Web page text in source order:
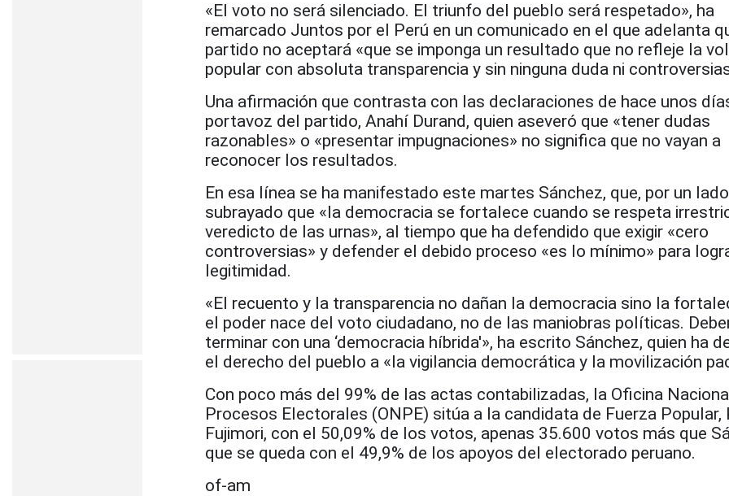
«El voto no será silenciado. El triunfo del pueblo será respetado», ha
remarcado Juntos por el Perú en un comunicado en el que adelanta
partido no aceptará «que se imponga un resultado que no refleje la
popular con absoluta transparencia y sin ninguna duda ni
Una afirmación que contrasta con las declaraciones de hace unos
portavoz del partido, Anahí Durand, quien aseveró que «tener dudas
razonables» o «presentar impugnaciones» no significa que no vayan a
reconocer los resultados.
En esa línea se ha manifestado este martes Sánchez, que, por un
subrayado que «la democracia se fortalece cuando se respeta
veredicto de las urnas», al tiempo que ha defendido que exigir «cero
controversias» y defender el debido proceso «es lo mínimo» para
legitimidad.
«El recuento y la transparencia no dañan la democracia sino la
el poder nace del voto ciudadano, no de las maniobras políticas.
terminar con una ‘democracia híbrida'», ha escrito Sánchez, quien ha
el derecho del pueblo a «la vigilancia democrática y la movilización
Con poco más del 99% de las actas contabilizadas, la Oficina
Procesos Electorales (ONPE) sitúa a la candidata de Fuerza Popular,
Fujimori, con el 50,09% de los votos, apenas 35.600 votos más que
que se queda con el 49,9% de los apoyos del electorado peruano.
of-am